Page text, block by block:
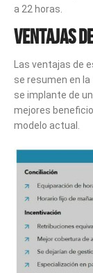
a 22 horas.
Ventajas
Las ventajas de
se resumen en la
se implante de
mejores
modelo actual.